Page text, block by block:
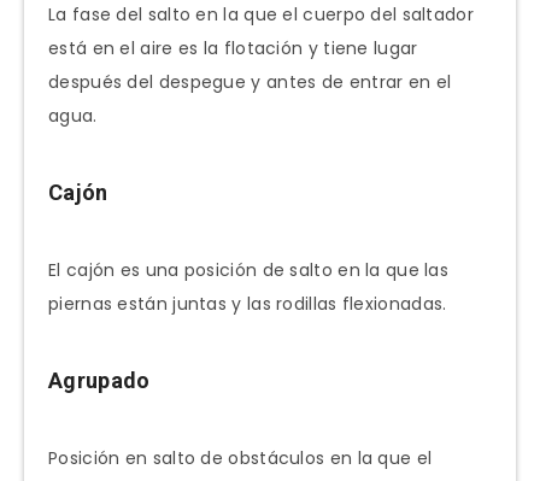
La fase del salto en la que el cuerpo del saltador
está en el aire es la flotación y tiene lugar
después del despegue y antes de entrar en el
agua.
Cajón
El cajón es una posición de salto en la que las
piernas están juntas y las rodillas flexionadas.
Agrupado
Posición en salto de obstáculos en la que el